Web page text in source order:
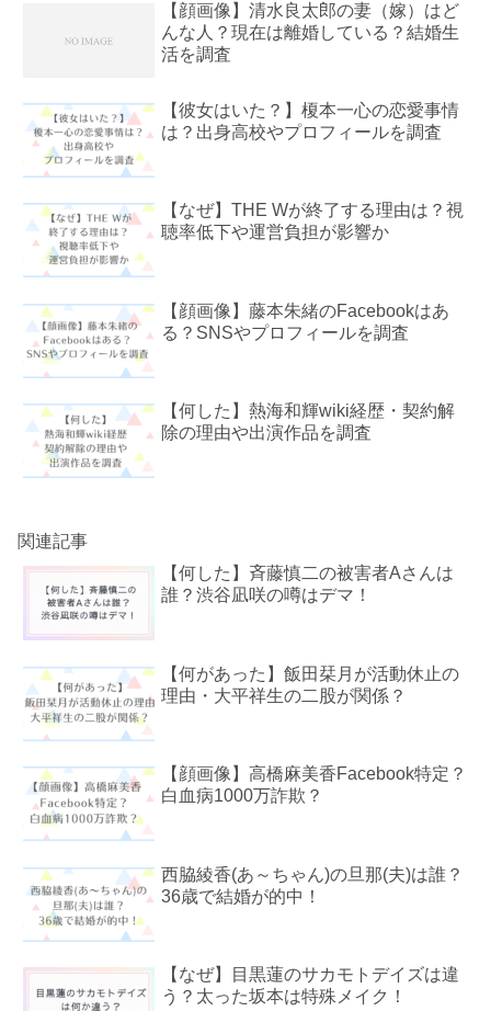
【顔画像】清水良太郎の妻（嫁）はど
んな人？現在は離婚している？結婚生
活を調査
【彼女はいた？】榎本一心の恋愛事情
は？出身高校やプロフィールを調査
【なぜ】THE Wが終了する理由は？視
聴率低下や運営負担が影響か
【顔画像】藤本朱緒のFacebookはあ
る？SNSやプロフィールを調査
【何した】熱海和輝wiki経歴・契約解
除の理由や出演作品を調査
関連記事
【何した】斉藤慎二の被害者Aさんは
誰？渋谷凪咲の噂はデマ！
【何があった】飯田栞月が活動休止の
理由・大平祥生の二股が関係？
【顔画像】高橋麻美香Facebook特定？
白血病1000万詐欺？
西脇綾香(あ～ちゃん)の旦那(夫)は誰？
36歳で結婚が的中！
【なぜ】目黒蓮のサカモトデイズは違
う？太った坂本は特殊メイク！